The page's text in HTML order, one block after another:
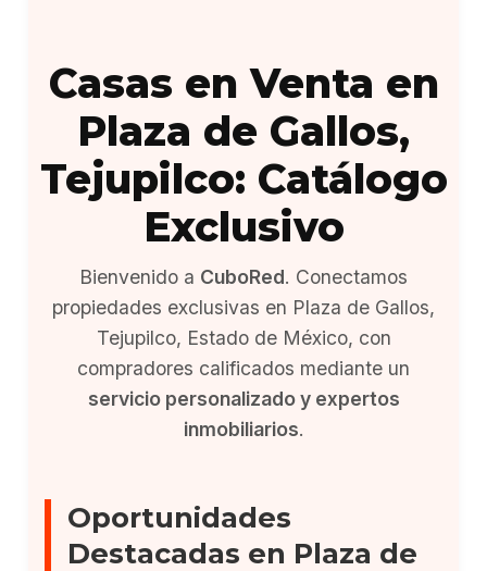
Casas en Venta en
Plaza de Gallos,
Tejupilco: Catálogo
Exclusivo
Bienvenido a CuboRed. Conectamos
propiedades exclusivas en Plaza de Gallos,
Tejupilco, Estado de México, con
compradores calificados mediante un
servicio personalizado y expertos
inmobiliarios.
Oportunidades
Destacadas en Plaza de